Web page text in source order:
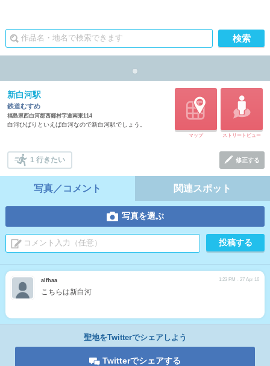
マップ ストリートビュー
新白河駅
鉄道むすめ
福島県西白河郡西郷村字道南東114
白河ひばりといえば白河なので新白河駅でしょう。
1 行きたい 修正する
写真／コメント 関連スポット
写真を選ぶ
alfhaa
こちらは新白河
1:23 PM - 27 Apr 16
聖地をTwitterでシェアしよう
Twitterでシェアする